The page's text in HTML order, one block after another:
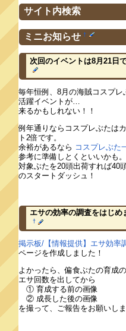
サイト内検索
ミニお知らせ †
次回のイベントは8月21日
毎年恒例、8月の海賊コスプレ
活躍イベントが…
来るかもしれない！！
例年通りならコスプレぶたは
ト2倍です。
余裕があるなら コスプレぶた
参考に準備しとくといいかも。
対象ぶたを20頭出荷すれば40
のスタートダッシュ！
エサの効率の調査をはじめ
†
掲示板/【情報提供】エサ効率
ページを作成しました！
よかったら、偏食ぶたの育成
エサ回数を出してから
① 育成する前の画像
② 成長した後の画像
を撮って、ご報告をお願いしま